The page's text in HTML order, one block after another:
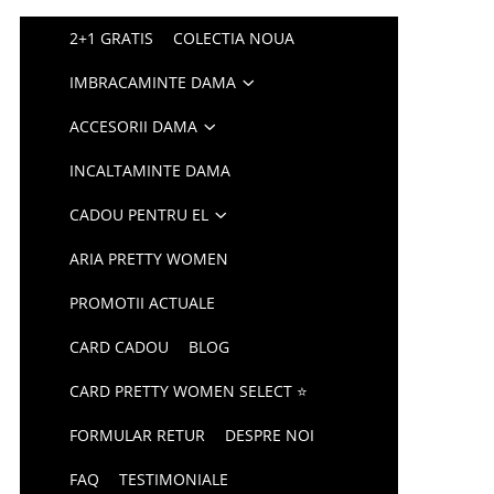
2+1 GRATIS COLECTIA NOUA
IMBRACAMINTE DAMA
ACCESORII DAMA
INCALTAMINTE DAMA
CADOU PENTRU EL
ARIA PRETTY WOMEN
PROMOTII ACTUALE
CARD CADOU BLOG
CARD PRETTY WOMEN SELECT ⭐
FORMULAR RETUR DESPRE NOI
FAQ TESTIMONIALE